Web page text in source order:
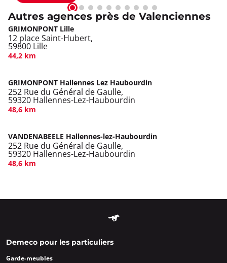
Autres agences près de Valenciennes
GRIMONPONT Lille
12 place Saint-Hubert,
59800 Lille
44,2 km
GRIMONPONT Hallennes Lez Haubourdin
252 Rue du Général de Gaulle,
59320 Hallennes-Lez-Haubourdin
48,6 km
VANDENABEELE Hallennes-lez-Haubourdin
252 Rue du Général de Gaulle,
59320 Hallennes-Lez-Haubourdin
48,6 km
Demeco pour les particuliers
Garde-meubles